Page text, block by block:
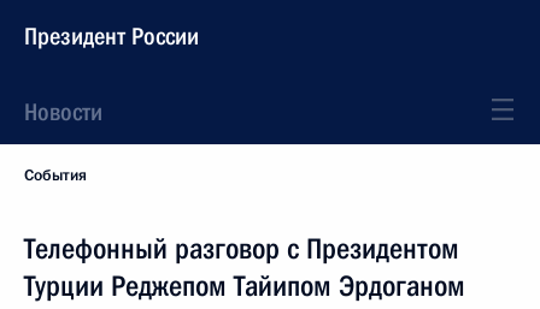
Президент России
Новости
События
Телефонный разговор с Президентом
Турции Реджепом Тайипом Эрдоганом